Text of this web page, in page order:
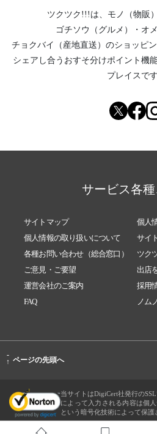
ツクツク!!!は、 モノ（物販）
ゴチソウ（グルメ）
・ オ
チョクバイ（産地直送） のショッピ
シェアし合う おすそ分けポイント機
プレイスです
サービス各
サイトマップ
個人
個人情報の取り扱いについて
サイ
各種お問い合わせ（総合窓口）
ツク
ご意見・ご要望
出店
運営会社のご案内
採用
FAQ
ノム
-
↑ ページの先頭へ
当サイトはDigiCert社発行の
によって入力される内容は個
という暗号化技術によって保護